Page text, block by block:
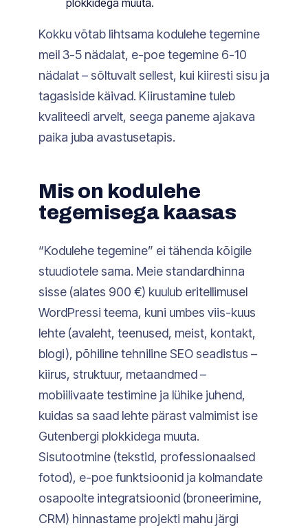
Kokku võtab lihtsama kodulehe tegemine
meil 3-5 nädalat, e-poe tegemine 6-10
nädalat – sõltuvalt sellest, kui kiiresti sisu ja
tagasiside käivad. Kiirustamine tuleb
kvaliteedi arvelt, seega paneme ajakava
paika juba avastusetapis.
Mis on kodulehe
tegemisega kaasas
“Kodulehe tegemine” ei tähenda kõigile
stuudiotele sama. Meie standardhinna
sisse (alates 900 €) kuulub eritellimusel
WordPressi teema, kuni umbes viis-kuus
lehte (avaleht, teenused, meist, kontakt,
blogi), põhiline tehniline SEO seadistus –
kiirus, struktuur, metaandmed –
mobiilivaate testimine ja lühike juhend,
kuidas sa saad lehte pärast valmimist ise
Gutenbergi plokkidega muuta.
Sisutootmine (tekstid, professionaalsed
fotod), e-poe funktsioonid ja kolmandate
osapoolte integratsioonid (broneerimine,
CRM) hinnastame projekti mahu järgi